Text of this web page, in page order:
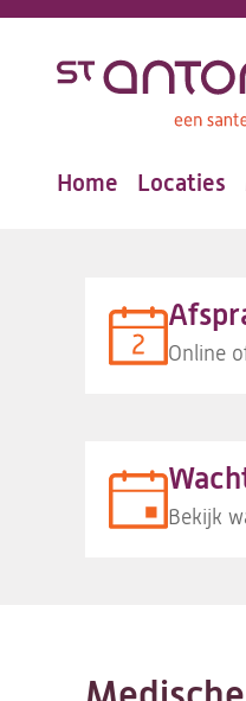
inhoud
Home Locaties
Online
Bekijk